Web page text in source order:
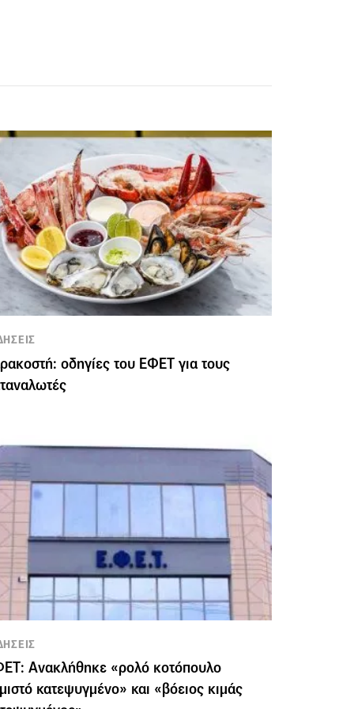
οδηγίες του ΕΦΕΤ για τους
Ανακλήθηκε «ρολό κοτόπουλο
κατεψυγμένο» και «βόειος κιμάς